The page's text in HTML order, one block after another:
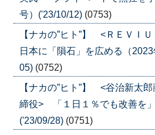
号）('23/10/12) (0753)
【ナカの”ヒト”】 <ＲＥＶＩ
日本に「隕石」を広める（
05) (0752)
【ナカの”ヒト”】 <谷治新太
締役> 「１日１％でも改善を」
('23/09/28) (0751)